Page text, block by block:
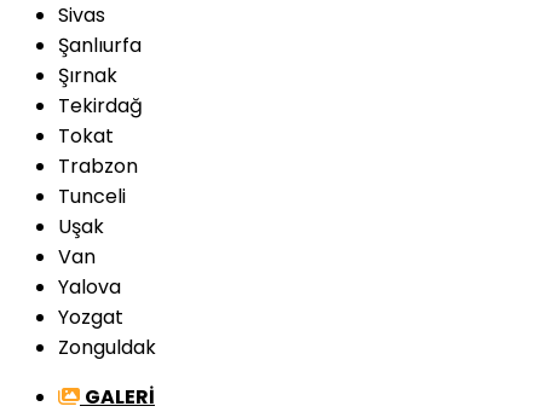
Sivas
Şanlıurfa
Şırnak
Tekirdağ
Tokat
Trabzon
Tunceli
Uşak
Van
Yalova
Yozgat
Zonguldak
GALERİ